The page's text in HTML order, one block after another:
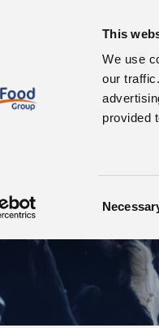
This
We use
our
provided